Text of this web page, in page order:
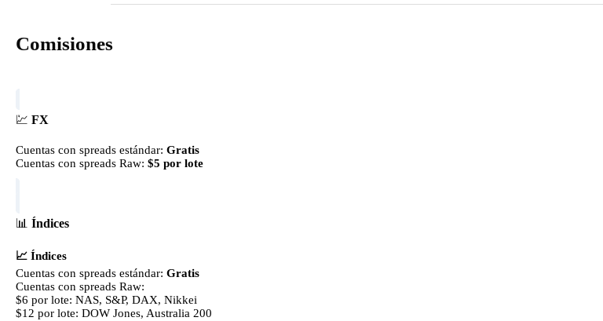
Comisiones
💹 FX
Cuentas con spreads estándar: Gratis
Cuentas con spreads Raw: $5 por lote
📊 Índices
📈 Índices
Cuentas con spreads estándar: Gratis
Cuentas con spreads Raw:
$6 por lote: NAS, S&P, DAX, Nikkei
$12 por lote: DOW Jones, Australia 200